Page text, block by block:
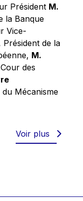
Président M.
la Banque
Vice-
Président de la
M.
des
Mécanisme
Voir plus